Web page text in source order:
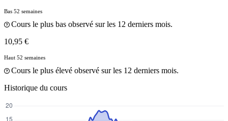
Bas 52 semaines
Cours le plus bas observé sur les 12 derniers mois.
10,95 €
Haut 52 semaines
Cours le plus élevé observé sur les 12 derniers mois.
Historique du cours